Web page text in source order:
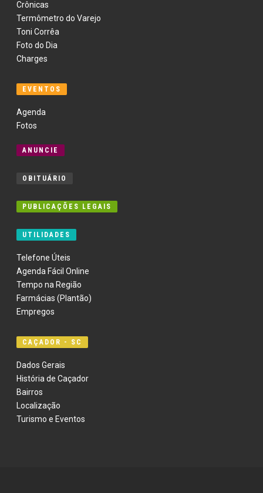
Crônicas
Termômetro do Varejo
Toni Corrêa
Foto do Dia
Charges
EVENTOS
Agenda
Fotos
ANUNCIE
OBITUÁRIO
PUBLICAÇÕES LEGAIS
UTILIDADES
Telefone Úteis
Agenda Fácil Online
Tempo na Região
Farmácias (Plantão)
Empregos
CAÇADOR - SC
Dados Gerais
História de Caçador
Bairros
Localização
Turismo e Eventos